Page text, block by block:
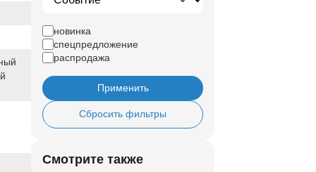
новинка
спецпредложение
распродажа
Применить
Сбросить фильтры
Смотрите также